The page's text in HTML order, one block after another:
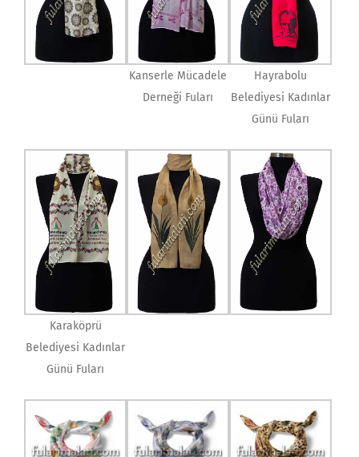
Kanserle Mücadele
Derneği Fuları
Hayrabolu
Belediyesi Kadınlar
Günü Fuları
Karaköprü
Belediyesi Kadınlar
Günü Fuları